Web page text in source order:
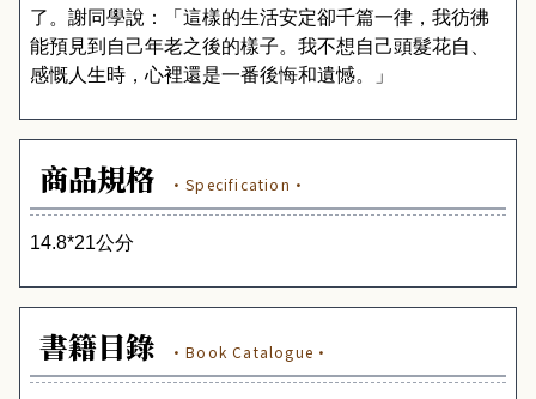
了。謝同學說：「這樣的生活安定卻千篇一律，我彷彿
能預見到自己年老之後的樣子。我不想自己頭髮花自、
感慨人生時，心裡還是一番後悔和遺憾。」
商品規格 ·Specification·
14.8*21公分
書籍目錄 ·Book Catalogue·